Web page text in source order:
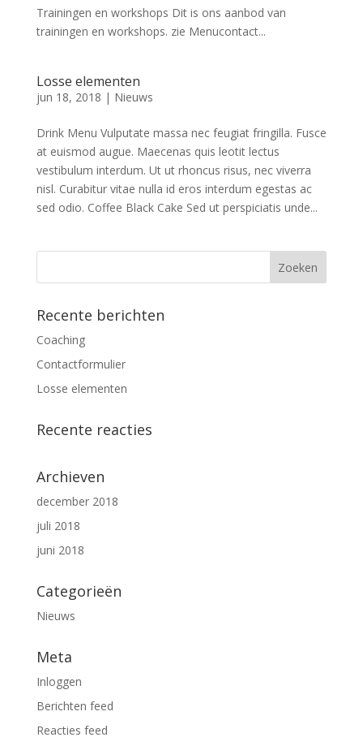
Trainingen en workshops Dit is ons aanbod van
trainingen en workshops. zie Menucontact...
Losse elementen
jun 18, 2018 | Nieuws
Drink Menu Vulputate massa nec feugiat fringilla. Fusce
at euismod augue. Maecenas quis leotit lectus
vestibulum interdum. Ut ut rhoncus risus, nec viverra
nisl. Curabitur vitae nulla id eros interdum egestas ac
sed odio. Coffee Black Cake Sed ut perspiciatis unde...
Recente berichten
Coaching
Contactformulier
Losse elementen
Recente reacties
Archieven
december 2018
juli 2018
juni 2018
Categorieën
Nieuws
Meta
Inloggen
Berichten feed
Reacties feed